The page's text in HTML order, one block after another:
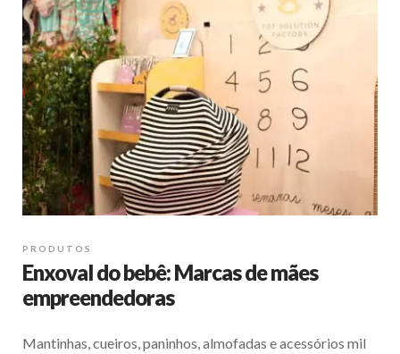
PRODUTOS
Enxoval do bebê: Marcas de mães
empreendedoras
Mantinhas, cueiros, paninhos, almofadas e acessórios mil